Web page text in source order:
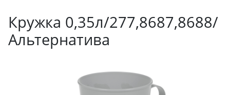
Кружка 0,35л/277,8687,8688/
Альтернатива